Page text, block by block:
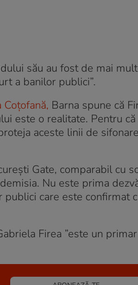
său au fost de mai
a banilor publici”.
Barna spune că
este o realitate. Pentru
aceste linii de
Gate, comparabil cu
Nu este prima
care este confirmat
Firea ”este un